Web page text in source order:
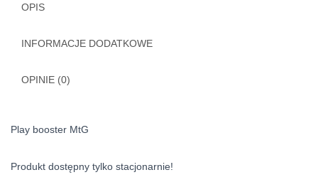
OPIS
INFORMACJE DODATKOWE
OPINIE (0)
Play booster MtG
Produkt dostępny tylko stacjonarnie!